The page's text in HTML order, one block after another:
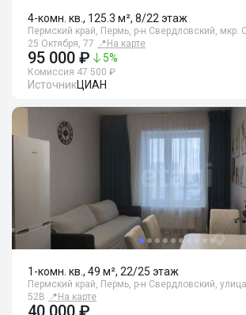
4-комн. кв., 125.3 м², 8/22 этаж
Пермский край, Пермь, р-н Свердловский, мкр.
25 Октября, 77 📍 На карте
95 000 ₽ 5%
Комиссия 47 500 ₽
ИсточникЦИАН
1-комн. кв., 49 м², 22/25 этаж
Пермский край, Пермь, р-н Свердловский,
52В 📍 На карте
40 000 ₽